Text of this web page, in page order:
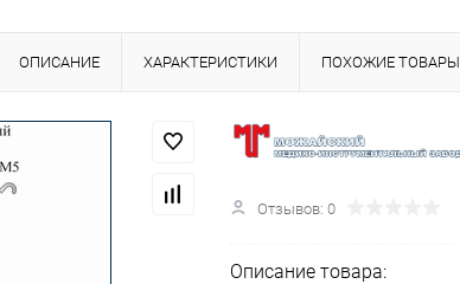
ОПИСАНИЕ ХАРАКТЕРИСТИКИ ПОХОЖИЕ ТОВАРЫ
Отзывов: 0
Описание товара: